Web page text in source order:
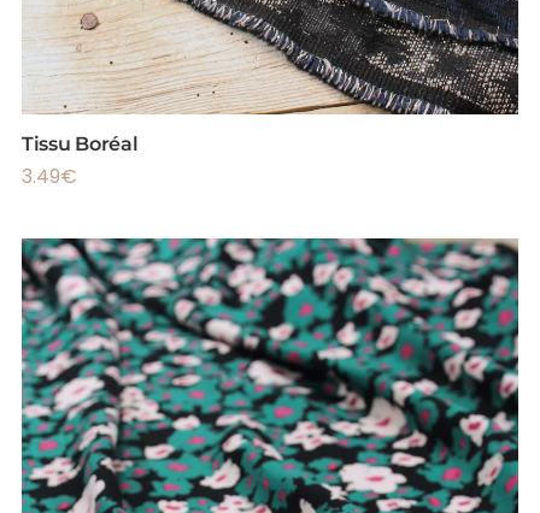
Tissu Boréal
3.49€